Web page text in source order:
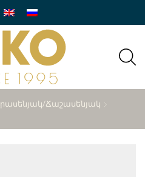
ճաշասենյակ